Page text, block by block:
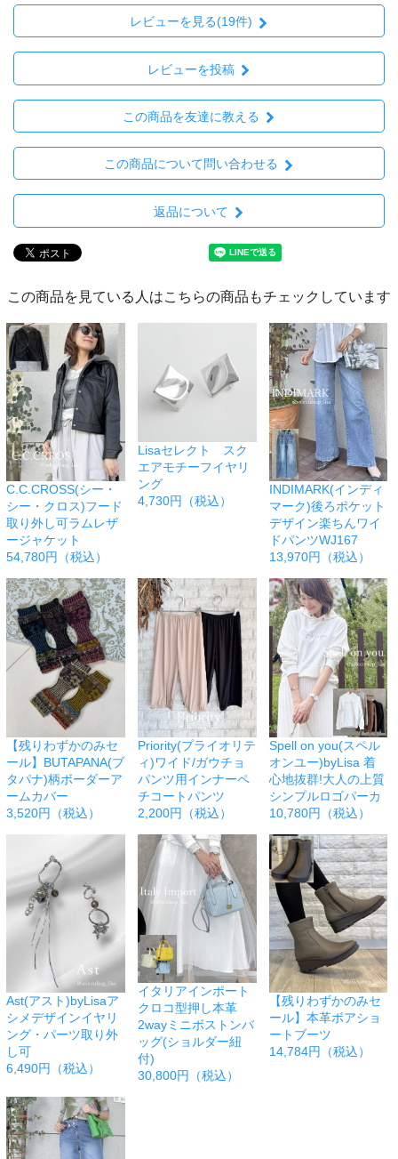
レビューを見る(19件)
レビューを投稿
この商品を友達に教える
この商品について問い合わせる
返品について
この商品を見ている人はこちらの商品もチェックしています
C.C.CROSS(シー・
シー・クロス)フード
取り外し可ラムレザ
ージャケット
54,780円（税込）
Lisaセレクト スク
エアモチーフイヤリ
ング
4,730円（税込）
INDIMARK(インディ
マーク)後ろポケット
デザイン楽ちんワイ
ドパンツWJ167
13,970円（税込）
【残りわずかのみセ
ール】BUTAPANA(ブ
タパナ)柄ボーダーア
ームカバー
3,520円（税込）
Priority(プライオリテ
ィ)ワイド/ガウチョ
パンツ用インナーペ
チコートパンツ
2,200円（税込）
Spell on you(スペル
オンユー)byLisa 着
心地抜群!大人の上質
シンプルロゴパーカ
10,780円（税込）
Ast(アスト)byLisaア
シメデザインイヤリ
ング・パーツ取り外
し可
6,490円（税込）
イタリアインポート
クロコ型押し本革
2wayミニボストンバ
ッグ(ショルダー紐
付)
30,800円（税込）
【残りわずかのみセ
ール】本革ボアショ
ートブーツ
14,784円（税込）